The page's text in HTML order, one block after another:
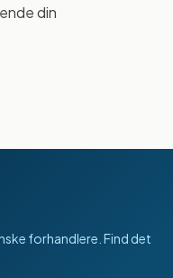
din
forhandlere. Find det